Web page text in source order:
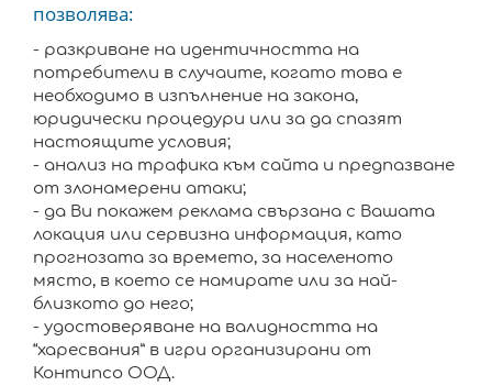
позволява:
- разкриване на идентичността на
потребители в случаите, когато това е
необходимо в изпълнение на закона,
юридически процедури или за да спазят
настоящите условия;
- анализ на трафика към сайта и предпазване
от злонамерени атаки;
- да Ви покажем реклама свързана с Вашата
локация или сервизна информация, като
прогнозата за времето, за населеното
място, в което се намирате или за най-
близкото до него;
- удостоверяване на валидността на
“харесвания” в игри организирани от
Контипсо ООД.